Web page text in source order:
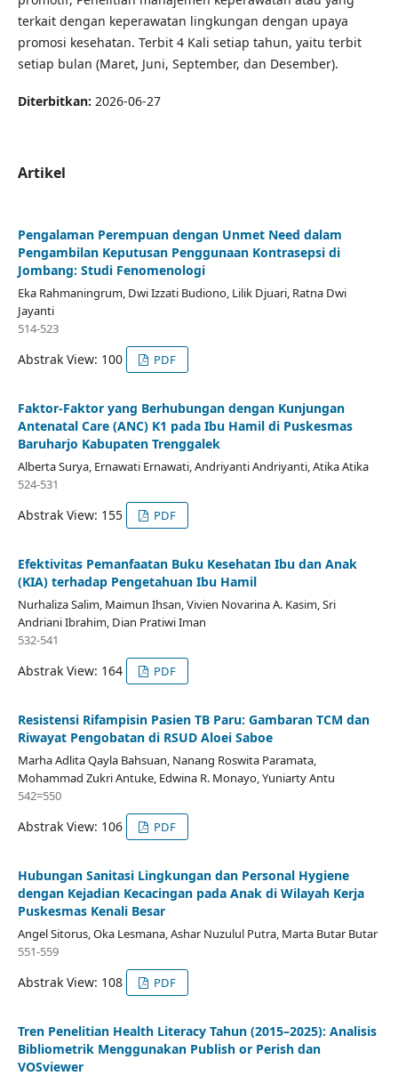
terkait dengan keperawatan lingkungan dengan upaya
promosi kesehatan. Terbit 4 Kali setiap tahun, yaitu terbit
setiap bulan (Maret, Juni, September, dan Desember).
Diterbitkan: 2026-06-27
Artikel
Pengalaman Perempuan dengan Unmet Need dalam
Pengambilan Keputusan Penggunaan Kontrasepsi di
Jombang: Studi Fenomenologi
Eka Rahmaningrum, Dwi Izzati Budiono, Lilik Djuari, Ratna Dwi
Jayanti
514-523
Abstrak View: 100 PDF
Faktor-Faktor yang Berhubungan dengan Kunjungan
Antenatal Care (ANC) K1 pada Ibu Hamil di Puskesmas
Baruharjo Kabupaten Trenggalek
Alberta Surya, Ernawati Ernawati, Andriyanti Andriyanti, Atika Atika
524-531
Abstrak View: 155 PDF
Efektivitas Pemanfaatan Buku Kesehatan Ibu dan Anak
(KIA) terhadap Pengetahuan Ibu Hamil
Nurhaliza Salim, Maimun Ihsan, Vivien Novarina A. Kasim, ⁠Sri
Andriani Ibrahim, ⁠Dian Pratiwi Iman
532-541
Abstrak View: 164 PDF
Resistensi Rifampisin Pasien TB Paru: Gambaran TCM dan
Riwayat Pengobatan di RSUD Aloei Saboe
Marha Adlita Qayla Bahsuan, Nanang Roswita Paramata,
Mohammad Zukri Antuke, Edwina R. Monayo, Yuniarty Antu
542=550
Abstrak View: 106 PDF
Hubungan Sanitasi Lingkungan dan Personal Hygiene
dengan Kejadian Kecacingan pada Anak di Wilayah Kerja
Puskesmas Kenali Besar
Angel Sitorus, Oka Lesmana, Ashar Nuzulul Putra, Marta Butar Butar
551-559
Abstrak View: 108 PDF
Tren Penelitian Health Literacy Tahun (2015–2025): Analisis
Bibliometrik Menggunakan Publish or Perish dan
VOSviewer